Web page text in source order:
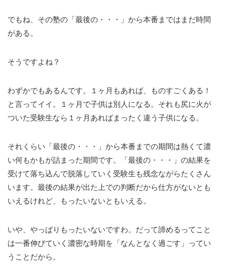
でもね、その塾の「最後の・・・」から本番まではまだ時間
がある。
そうですよね？
わずかでもあるんです。１ヶ月もあれば、ものすごくある！
と言ってイイ。１ヶ月で子供は別人になる。それも尻に火が
ついた受験生なら１ヶ月あればまったく違う子供になる。
それくらい「最後の・・・」から本番までの期間は熱くて濃
い何もかもが詰まった期間です。「最後の・・・」の結果を
受けて落ち込んで脱落していく受験生も残念ながらたくさん
います。最後の結果が出た上での判断だから仕方がないとも
いえるけれど、もったいないともいえる。
いや、やっぱりもったいないですわ。だって諦めるってこと
は一番伸びていく濃密な時期を「なんとなく過ごす」ってい
うことだから。